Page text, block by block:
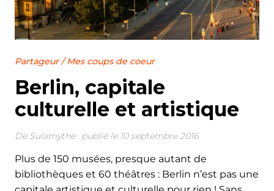
Partageur/Mes coups de coeur
Berlin, capitale
culturelle et artistique
De Sulamythe publié le 10 septembre 2016
Plus de 150 musées, presque autant de
bibliothèques et 60 théâtres : Berlin n’est pas une